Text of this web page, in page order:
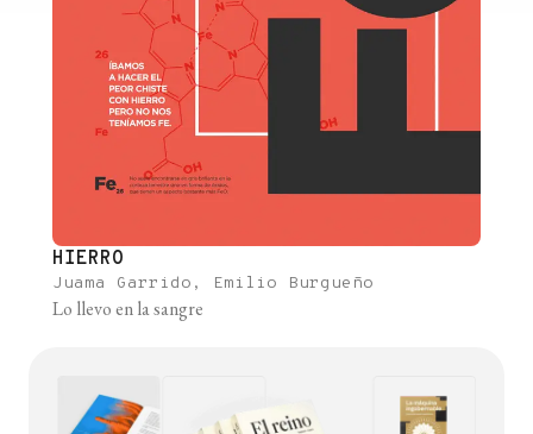
HIERRO
Juama Garrido, Emilio Burgueño
Lo llevo en la sangre